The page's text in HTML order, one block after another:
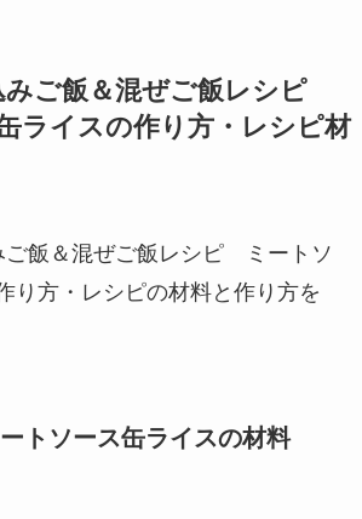
みご飯＆混ぜご飯レシピ
ライスの作り方・レシピ材
ご飯＆混ぜご飯レシピ ミートソ
り方・レシピの材料と作り方を
ートソース缶ライスの材料